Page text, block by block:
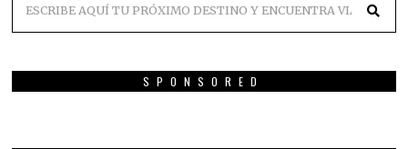
SPONSORED